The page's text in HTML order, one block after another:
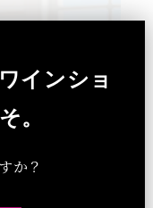
マーカー 6個入
インショ
。
か？